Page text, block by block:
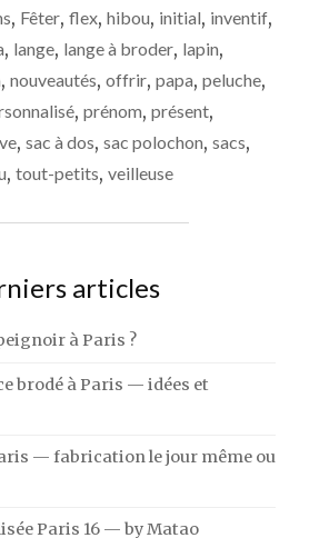
, Fêter, flex, hibou, initial, inventif,
, lange, lange à broder, lapin,
, nouveautés, offrir, papa, peluche,
, prénom, présent,
, sac à dos, sac polochon, sacs,
, tout-petits, veilleuse
articles
à Paris ?
brodé à Paris — idées et
— fabrication le jour même ou
Paris 16 — by Matao